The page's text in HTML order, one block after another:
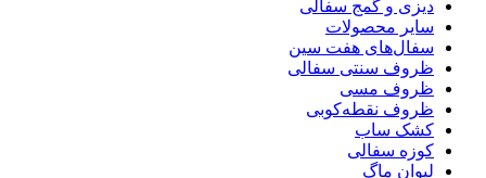
دیزی و گمج سفالی
سایر محصولات
سفال‌های هفت‌ سین
ظروف سنتی سفالی
ظروف مسی
ظروف نقطه‌کوبی
کشک ساب
کوزه سفالی
لیوان ماگ